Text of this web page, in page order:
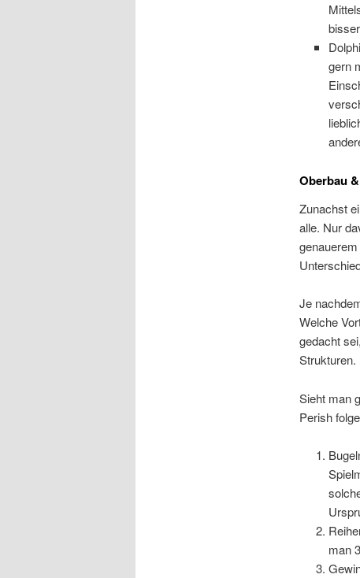
gern
Oberbau
Zunachst
alle. Nur
Je
Welche
gedacht
Strukturen.
Sieht man
Perish
man